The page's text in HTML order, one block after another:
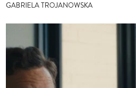
GABRIELA TROJANOWSKA